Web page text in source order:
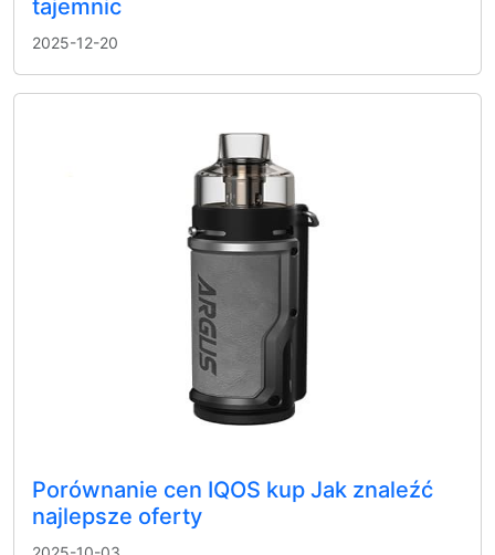
tajemnic
2025-12-20
Porównanie cen IQOS kup Jak znaleźć
najlepsze oferty